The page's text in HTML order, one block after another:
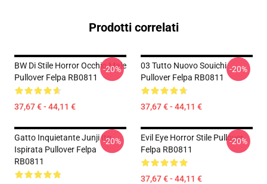
Prodotti correlati
BW Di Stile Horror Occhio Male
Pullover Felpa RB0811
37,67 € - 44,11 €
-20%
03 Tutto Nuovo Souichi
Pullover Felpa RB0811
37,67 € - 44,11 €
-20%
Gatto Inquietante Junji Ito
Ispirata Pullover Felpa
RB0811
-20%
Evil Eye Horror Stile Pullover
Felpa RB0811
37,67 € - 44,11 €
-20%